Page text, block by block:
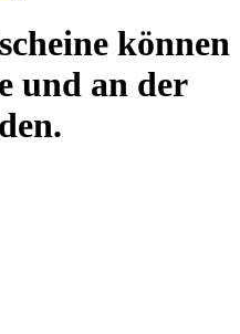
können
und an der